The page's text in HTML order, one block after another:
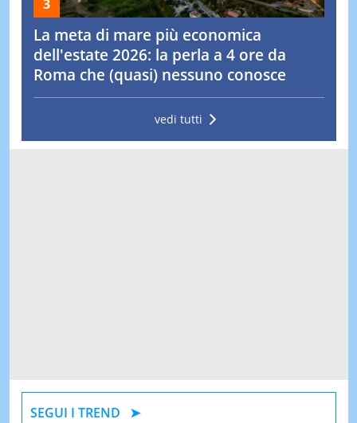
La meta di mare più economica
dell'estate 2026: la perla a 4 ore da
Roma che (quasi) nessuno conosce
vedi tutti
SEGUI I TREND